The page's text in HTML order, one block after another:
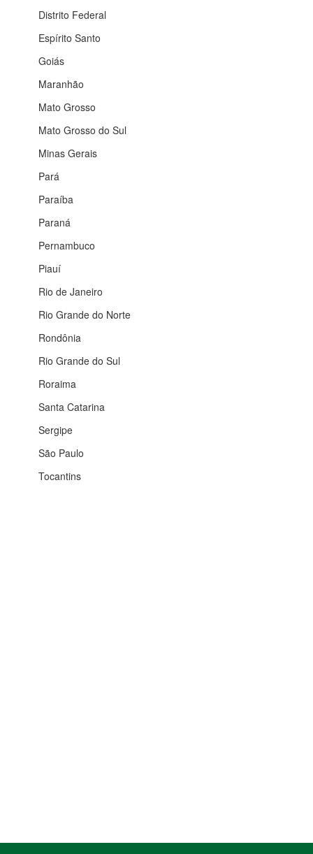
Distrito Federal
Espírito Santo
Goiás
Maranhão
Mato Grosso
Mato Grosso do Sul
Minas Gerais
Pará
Paraíba
Paraná
Pernambuco
Piauí
Rio de Janeiro
Rio Grande do Norte
Rondônia
Rio Grande do Sul
Roraima
Santa Catarina
Sergipe
São Paulo
Tocantins